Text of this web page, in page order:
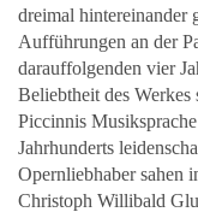
dreimal hintereinander
Aufführungen an der
darauffolgenden vier
Beliebtheit des Werkes
Piccinnis
Jahrhunderts
Opernliebhaber sahen
Christoph Willibald